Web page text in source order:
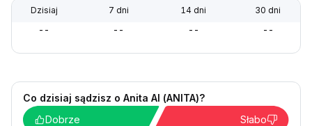
Dzisiaj 7 dni 14 dni 30 dni
-- -- -- --
Co dzisiaj sądzisz o Anita AI (ANITA)?
Dobrze
Słabo